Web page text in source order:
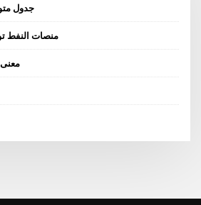
جدول
منصات النفط
معنى